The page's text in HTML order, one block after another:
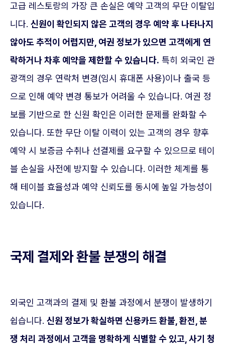
고급 레스토랑의 가장 큰 손실은 예약 고객의 무단 이탈입
니다. 신원이 확인되지 않은 고객의 경우 예약 후 나타나지
않아도 추적이 어렵지만, 여권 정보가 있으면 고객에게 연
락하거나 차후 예약을 제한할 수 있습니다. 특히 외국인 관
광객의 경우 연락처 변경(임시 휴대폰 사용)이나 출국 등
으로 인해 예약 변경 통보가 어려울 수 있습니다. 여권 정
보를 기반으로 한 신원 확인은 이러한 문제를 완화할 수
있습니다. 또한 무단 이탈 이력이 있는 고객의 경우 향후
예약 시 보증금 수취나 선결제를 요구할 수 있으므로 테이
블 손실을 사전에 방지할 수 있습니다. 이러한 체계를 통
해 테이블 효율성과 예약 신뢰도를 동시에 높일 가능성이
있습니다.
국제 결제와 환불 분쟁의 해결
외국인 고객과의 결제 및 환불 과정에서 분쟁이 발생하기
쉽습니다. 신원 정보가 확실하면 신용카드 환불, 환전, 분
쟁 처리 과정에서 고객을 명확하게 식별할 수 있고, 사기 청